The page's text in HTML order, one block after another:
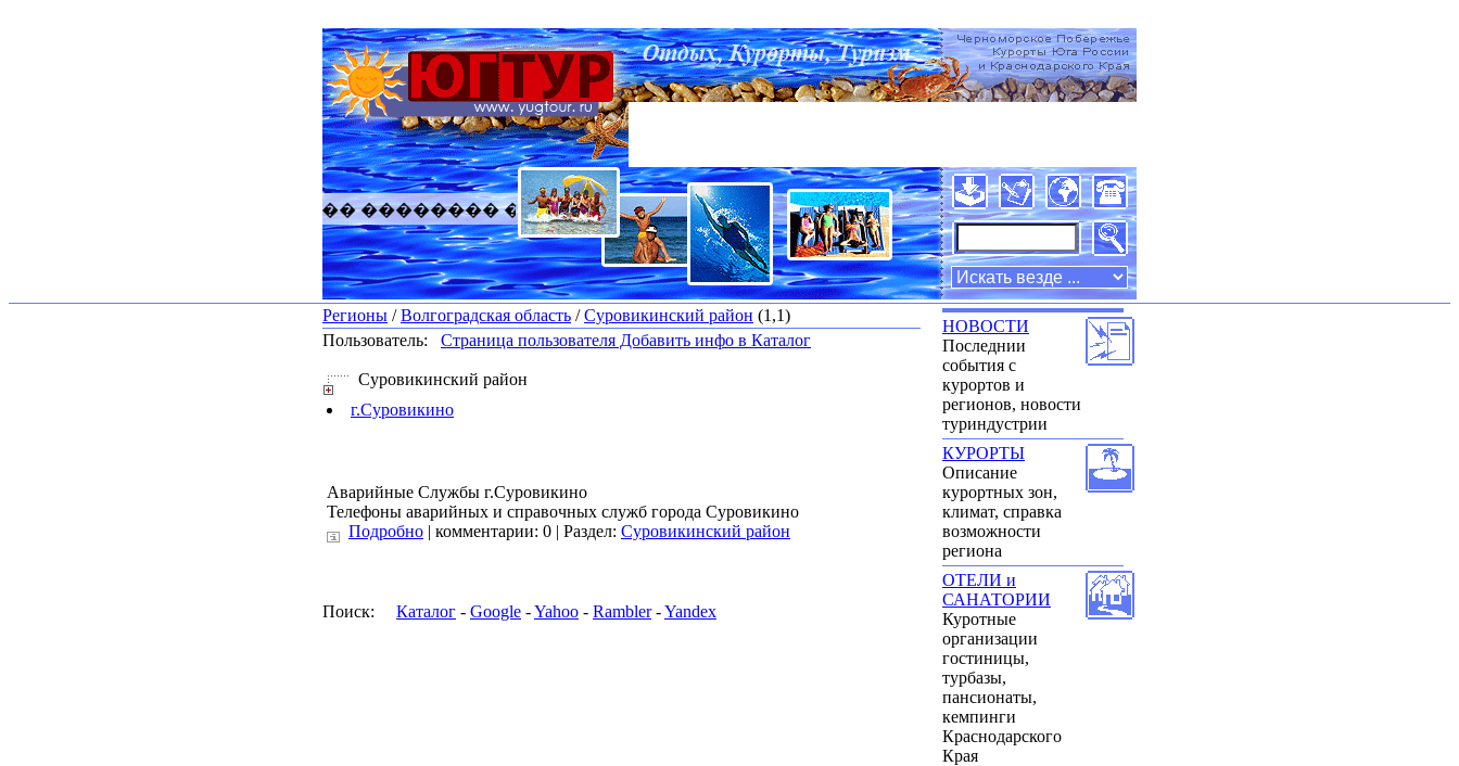
������� �������� ������� ������� ����� ��� ����������� �������� [05 Mar 2009]
Регионы /Волгоградская область /Суровикинский район (1,1)
Пользователь:
Страница пользователя Добавить инфо в Каталог
Суровикинский район
г.Суровикино
Аварийные Службы г.Суровикино
Телефоны аварийных и справочных служб города Суровикино
Подробно | комментарии: 0 | Раздел: Суровикинский район
Поиск: Каталог - Google -Yahoo - Rambler-Yandex
НОВОСТИ
Последнии
события с
курортов и
регионов, новости
туриндустрии
КУРОРТЫ
Описание
курортных зон,
климат, справка
возможности
региона
ОТЕЛИ и
САНАТОРИИ
Куротные
организации
гостиницы,
турбазы,
пансионаты,
кемпинги
Краснодарского
Края